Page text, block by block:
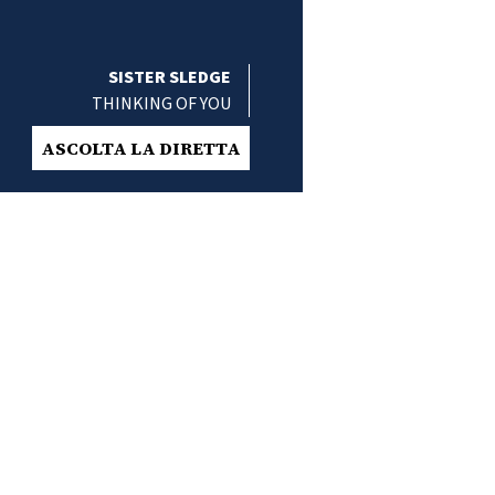
SISTER SLEDGE
THINKING OF YOU
ASCOLTA LA DIRETTA